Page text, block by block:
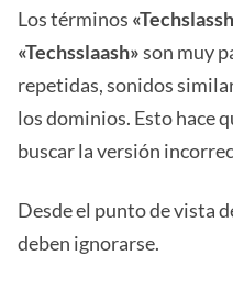
Los términos
«Techsslaash»son muy
repetidas, sonidos
los dominios. Esto hace
buscar la versión
Desde el punto de vista
deben ignorarse.